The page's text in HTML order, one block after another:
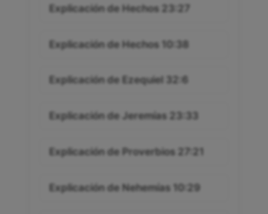
Explicación de Hechos 23:27
Explicación de Hechos 10:38
Explicación de Ezequiel 32:6
Explicación de Jeremías 23:33
Explicación de Proverbios 27:21
Explicación de Nehemías 10:29